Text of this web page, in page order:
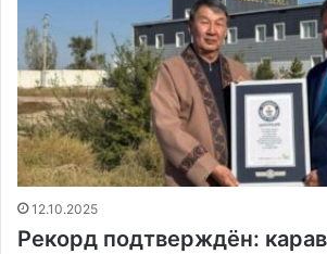
12.10.2025
Рекорд подтверждён: